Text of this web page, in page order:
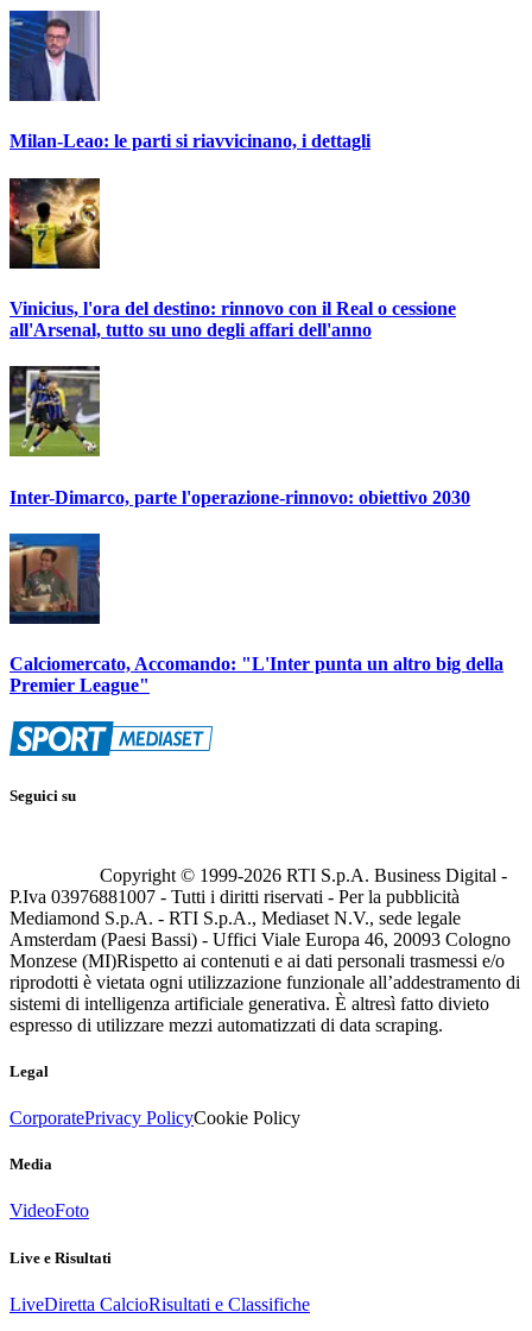
Milan-Leao: le parti si riavvicinano, i dettagli
Vinicius, l'ora del destino: rinnovo con il Real o cessione
all'Arsenal, tutto su uno degli affari dell'anno
Inter-Dimarco, parte l'operazione-rinnovo: obiettivo 2030
Calciomercato, Accomando: "L'Inter punta un altro big della
Premier League"
Seguici su
Copyright © 1999-2026 RTI S.p.A. Business Digital -
P.Iva 03976881007 - Tutti i diritti riservati - Per la pubblicità
Mediamond S.p.A. - RTI S.p.A., Mediaset N.V., sede legale
Amsterdam (Paesi Bassi) - Uffici Viale Europa 46, 20093 Cologno
Monzese (MI)Rispetto ai contenuti e ai dati personali trasmessi e/o
riprodotti è vietata ogni utilizzazione funzionale all’addestramento di
sistemi di intelligenza artificiale generativa. È altresì fatto divieto
espresso di utilizzare mezzi automatizzati di data scraping.
Legal
CorporatePrivacy PolicyCookie Policy
Media
VideoFoto
Live e Risultati
LiveDiretta CalcioRisultati e Classifiche